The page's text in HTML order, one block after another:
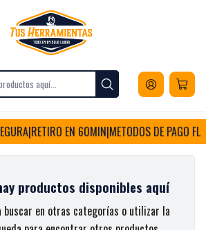
Envios a todo Chile
Indumentaria Laboral y Escolar
y Escolar
|RETIRO EN 60MIN|METODOS DE PAGO
productos disponibles aquí
buscar en otras categorías o utilizar la